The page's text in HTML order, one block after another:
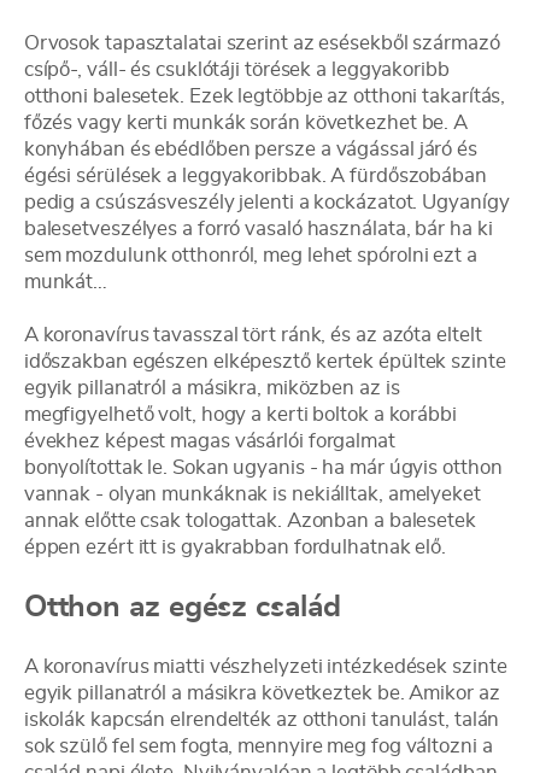
Orvosok tapasztalatai szerint az esésekből származó
csípő-, váll- és csuklótáji törések a leggyakoribb
otthoni balesetek. Ezek legtöbbje az otthoni takarítás,
főzés vagy kerti munkák során következhet be. A
konyhában és ebédlőben persze a vágással járó és
égési sérülések a leggyakoribbak. A fürdőszobában
pedig a csúszásveszély jelenti a kockázatot. Ugyanígy
balesetveszélyes a forró vasaló használata, bár ha ki
sem mozdulunk otthonról, meg lehet spórolni ezt a
munkát…
A koronavírus tavasszal tört ránk, és az azóta eltelt
időszakban egészen elképesztő kertek épültek szinte
egyik pillanatról a másikra, miközben az is
megfigyelhető volt, hogy a kerti boltok a korábbi
évekhez képest magas vásárlói forgalmat
bonyolítottak le. Sokan ugyanis - ha már úgyis otthon
vannak - olyan munkáknak is nekiálltak, amelyeket
annak előtte csak tologattak. Azonban a balesetek
éppen ezért itt is gyakrabban fordulhatnak elő.
Otthon az egész család
A koronavírus miatti vészhelyzeti intézkedések szinte
egyik pillanatról a másikra következtek be. Amikor az
iskolák kapcsán elrendelték az otthoni tanulást, talán
sok szülő fel sem fogta, mennyire meg fog változni a